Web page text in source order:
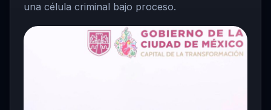
una célula criminal bajo proceso.